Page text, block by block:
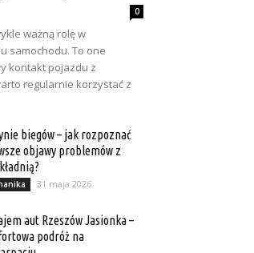
0
ważną rolę w
samochodu. To one
kontakt pojazdu z
regularnie korzystać z
biegów – jak rozpoznać
objawy problemów z
31 maja 2026
aut Rzeszów Jasionka –
podróż na